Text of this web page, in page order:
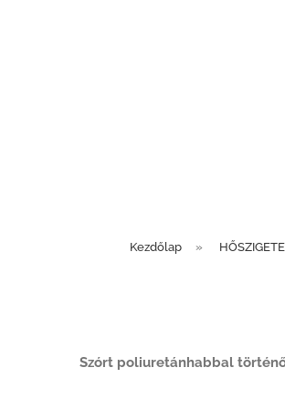
Kezdőlap »
Szórt poliuretánhabbal